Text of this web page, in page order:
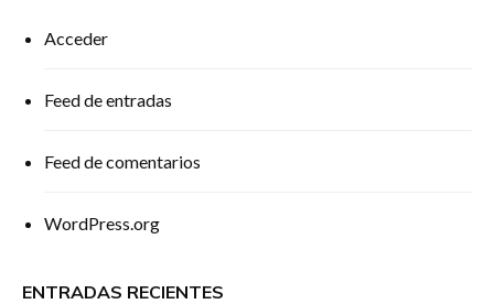
Acceder
Feed de entradas
Feed de comentarios
WordPress.org
ENTRADAS RECIENTES